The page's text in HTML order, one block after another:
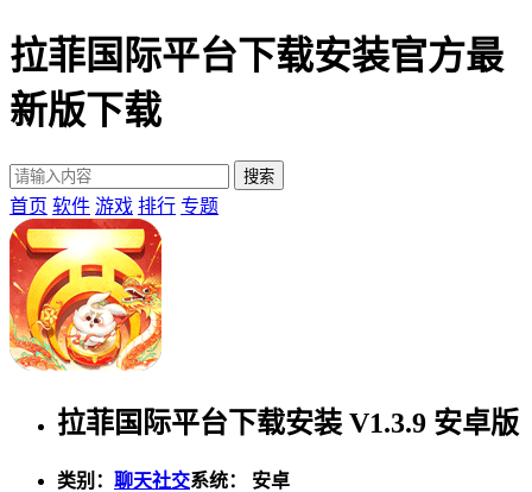
拉菲国际平台下载安装官方最
新版下载
首页 软件 游戏 排行 专题
拉菲国际平台下载安装 V1.3.9 安卓版
类别： 聊天社交系统： 安卓